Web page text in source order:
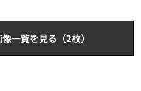
一覧を見る（2枚）